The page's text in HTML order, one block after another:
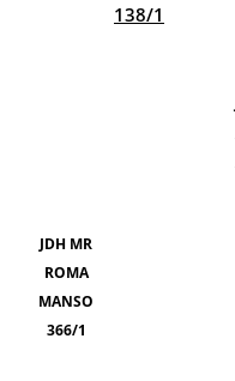
138/1
JDH MR
ROMA
MANSO
366/1